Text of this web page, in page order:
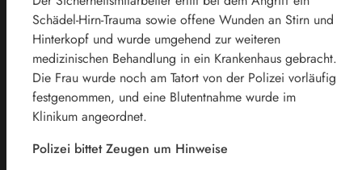
Schädel-Hirn-Trauma sowie offene Wunden an Stirn und
Hinterkopf und wurde umgehend zur weiteren
medizinischen Behandlung in ein Krankenhaus gebracht.
Die Frau wurde noch am Tatort von der Polizei vorläufig
festgenommen, und eine Blutentnahme wurde im
Klinikum angeordnet.
Polizei bittet Zeugen um Hinweise